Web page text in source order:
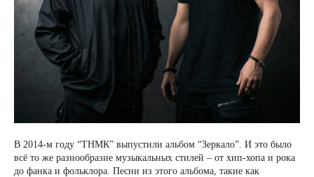
В 2014-м году “ТНМК” выпустили альбом “Зеркало”. И это было
всё то же разнообразие музыкальных стилей – от хип-хопа и рока
до фанка и фольклора. Песни из этого альбома, такие как